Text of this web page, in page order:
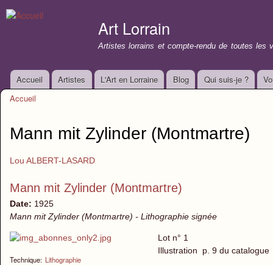
Art Lorrain
Artistes lorrains et compte-rendu de toutes les
Menu principal
Accueil Artistes L'Art en Lorraine Blog Qui suis-je ?
Accueil
Mann mit Zylinder (Montmartre)
Lou ALBERT-LASARD
Mann mit Zylinder (Montmartre)
Date: 1925
Mann mit Zylinder (Montmartre) - Lithographie signée
Technique: Lithographie
Lot n° 1
Illustration p. 9